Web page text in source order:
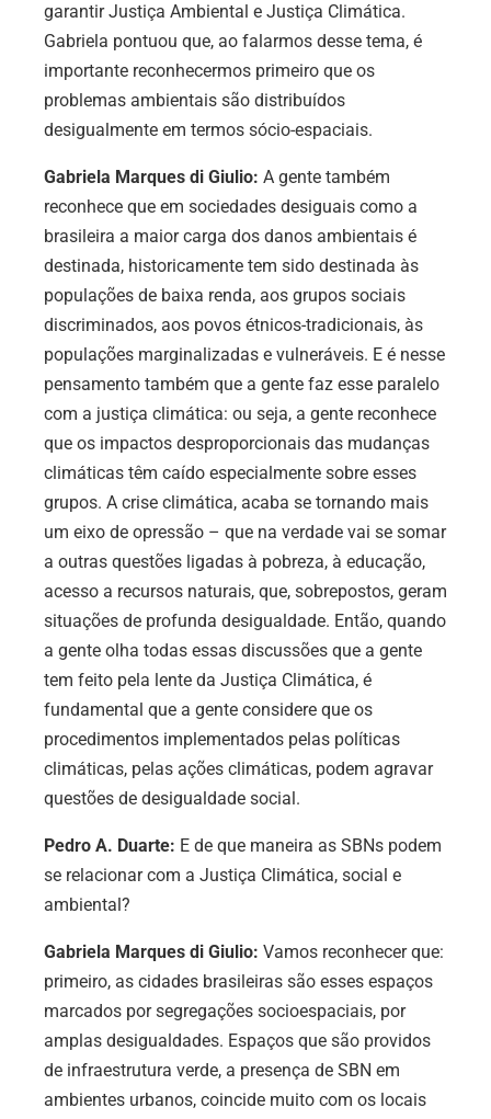
garantir Justiça Ambiental e Justiça Climática.
Gabriela pontuou que, ao falarmos desse tema, é
importante reconhecermos primeiro que os
problemas ambientais são distribuídos
desigualmente em termos sócio-espaciais.
Gabriela Marques di Giulio: A gente também
reconhece que em sociedades desiguais como a
brasileira a maior carga dos danos ambientais é
destinada, historicamente tem sido destinada às
populações de baixa renda, aos grupos sociais
discriminados, aos povos étnicos-tradicionais, às
populações marginalizadas e vulneráveis. E é nesse
pensamento também que a gente faz esse paralelo
com a justiça climática: ou seja, a gente reconhece
que os impactos desproporcionais das mudanças
climáticas têm caído especialmente sobre esses
grupos. A crise climática, acaba se tornando mais
um eixo de opressão – que na verdade vai se somar
a outras questões ligadas à pobreza, à educação,
acesso a recursos naturais, que, sobrepostos, geram
situações de profunda desigualdade. Então, quando
a gente olha todas essas discussões que a gente
tem feito pela lente da Justiça Climática, é
fundamental que a gente considere que os
procedimentos implementados pelas políticas
climáticas, pelas ações climáticas, podem agravar
questões de desigualdade social.
Pedro A. Duarte: E de que maneira as SBNs podem
se relacionar com a Justiça Climática, social e
ambiental?
Gabriela Marques di Giulio: Vamos reconhecer que:
primeiro, as cidades brasileiras são esses espaços
marcados por segregações socioespaciais, por
amplas desigualdades. Espaços que são providos
de infraestrutura verde, a presença de SBN em
ambientes urbanos, coincide muito com os locais